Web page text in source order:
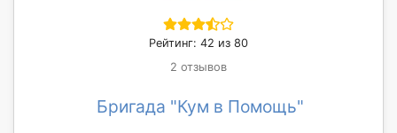
Рейтинг: 42 из 80
2 отзывов
Бригада "Кум в Помощь"